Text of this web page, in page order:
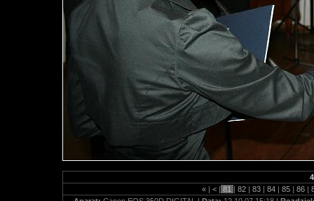
« | < | 81 | 82 | 83 | 84 | 85 | 86 |